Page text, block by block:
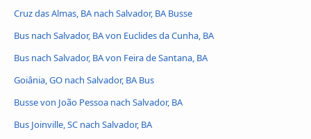
Cruz das Almas, BA nach Salvador, BA Busse
Bus nach Salvador, BA von Euclides da Cunha, BA
Bus nach Salvador, BA von Feira de Santana, BA
Goiânia, GO nach Salvador, BA Bus
Busse von João Pessoa nach Salvador, BA
Bus Joinville, SC nach Salvador, BA